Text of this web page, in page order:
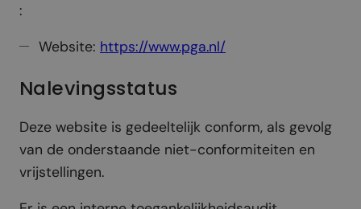
:
Website: https://www.pga.nl/
Nalevingsstatus
Deze website is gedeeltelijk conform, als gevolg
van de onderstaande niet-conformiteiten en
vrijstellingen.